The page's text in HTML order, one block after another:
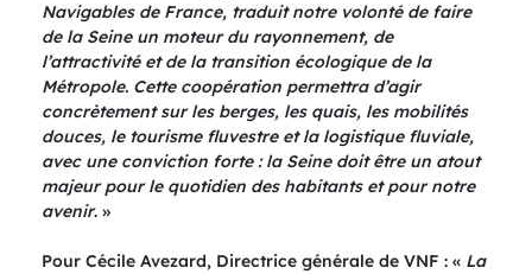
Navigables de France, traduit notre volonté de faire
de la Seine un moteur du rayonnement, de
l’attractivité et de la transition écologique de la
Métropole. Cette coopération permettra d’agir
concrètement sur les berges, les quais, les mobilités
douces, le tourisme fluvestre et la logistique fluviale,
avec une conviction forte : la Seine doit être un atout
majeur pour le quotidien des habitants et pour notre
avenir. »
Pour Cécile Avezard, Directrice générale de VNF : « La